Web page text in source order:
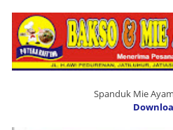
Spanduk Mie